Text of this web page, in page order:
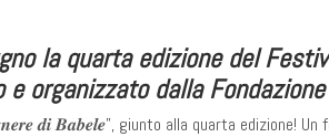
la quarta edizione del
organizzato dalla
𝒅𝒊 𝑩𝒂𝒃𝒆𝒍𝒆”, giunto alla quarta edizione!